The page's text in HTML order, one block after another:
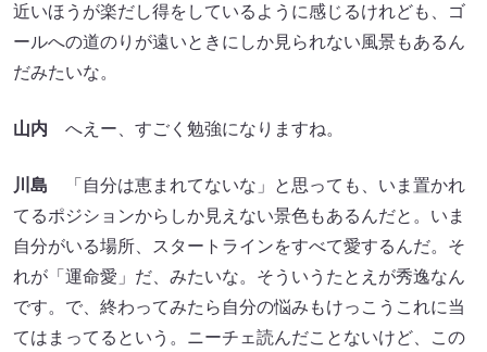
近いほうが楽だし得をしているように感じるけれども、ゴ
ールへの道のりが遠いときにしか見られない風景もあるん
だみたいな。
山内 へえー、すごく勉強になりますね。
川島 「自分は恵まれてないな」と思っても、いま置かれ
てるポジションからしか見えない景色もあるんだと。いま
自分がいる場所、スタートラインをすべて愛するんだ。そ
れが「運命愛」だ、みたいな。そういうたとえが秀逸なん
です。で、終わってみたら自分の悩みもけっこうこれに当
てはまってるという。ニーチェ読んだことないけど、この